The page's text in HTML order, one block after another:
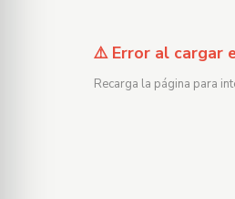
⚠️ Error al cargar
Recarga la página para